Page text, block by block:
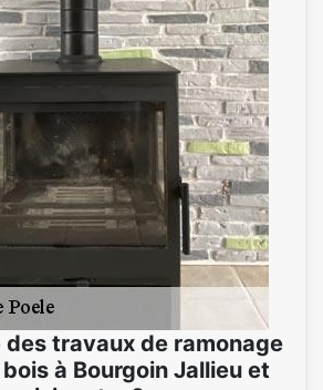
des travaux de ramonage
à Bourgoin Jallieu et